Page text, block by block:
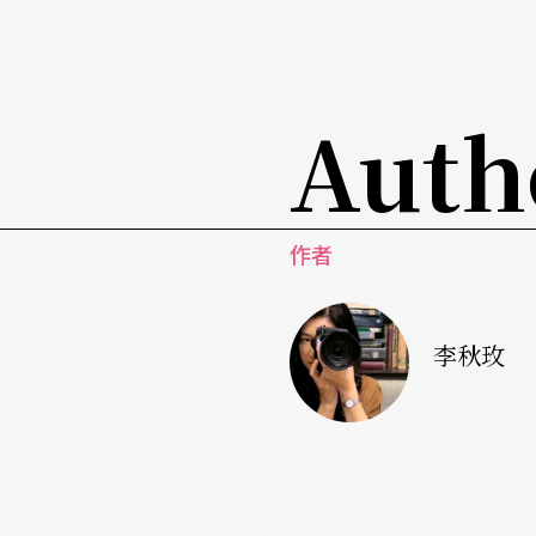
不要命似地啃書、背譜，像是要把荒廢的日子
因為「人」才喜歡合唱
音樂學院，期間每天早上四、五點起床背總譜
即使閉上眼睛都能理解、分析與思考。但此時
的合唱團，才又回到這個天地。金承志說：「
作者
李秋玫